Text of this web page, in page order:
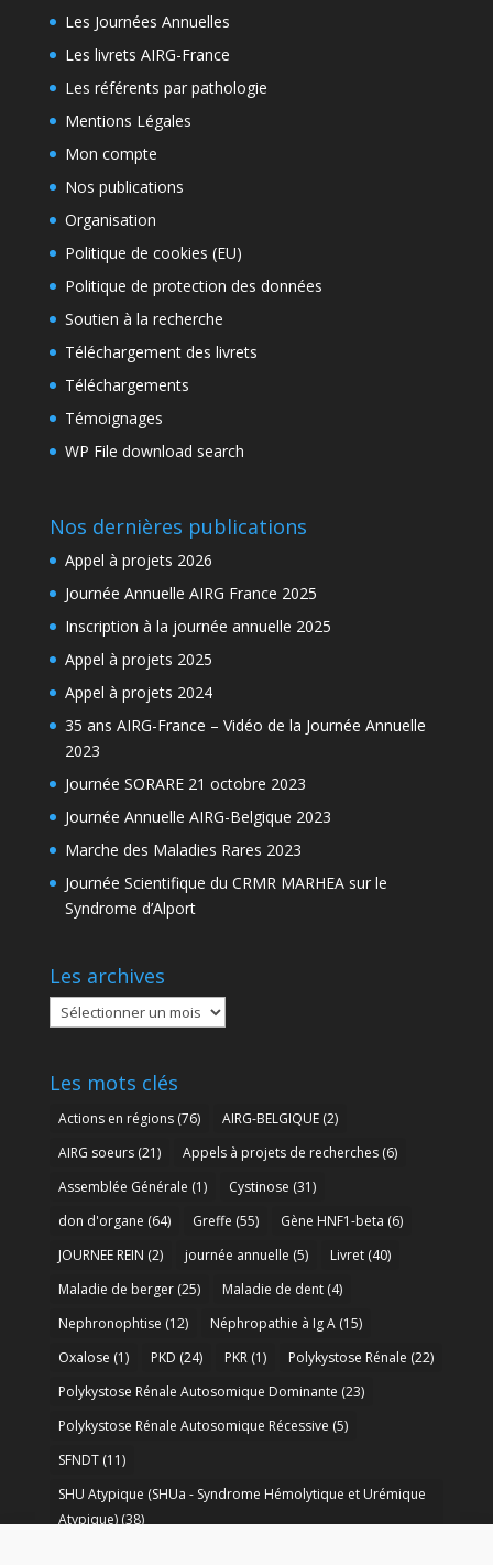
Les Journées Annuelles
Les livrets AIRG-France
Les référents par pathologie
Mentions Légales
Mon compte
Nos publications
Organisation
Politique de cookies (EU)
Politique de protection des données
Soutien à la recherche
Téléchargement des livrets
Téléchargements
Témoignages
WP File download search
Nos dernières publications
Appel à projets 2026
Journée Annuelle AIRG France 2025
Inscription à la journée annuelle 2025
Appel à projets 2025
Appel à projets 2024
35 ans AIRG-France – Vidéo de la Journée Annuelle
2023
Journée SORARE 21 octobre 2023
Journée Annuelle AIRG-Belgique 2023
Marche des Maladies Rares 2023
Journée Scientifique du CRMR MARHEA sur le
Syndrome d’Alport
Les archives
Les
archives
Les mots clés
Actions en régions(76) AIRG-BELGIQUE(2)
AIRG soeurs(21) Appels à projets de recherches(6)
Assemblée Générale (1) Cystinose (31)
don d'organe (64) Greffe (55) Gène HNF1-beta (6)
JOURNEE REIN (2) journée annuelle (5) Livret(40)
Maladie de berger(25) Maladie de dent(4)
Nephronophtise (12) Néphropathie à Ig A(15)
Oxalose (1) PKD (24) PKR(1) Polykystose Rénale (22)
Polykystose Rénale Autosomique Dominante (23)
Polykystose Rénale Autosomique Récessive (5)
SFNDT(11)
SHU Atypique (SHUa - Syndrome Hémolytique et Urémique
Atypique)(38)